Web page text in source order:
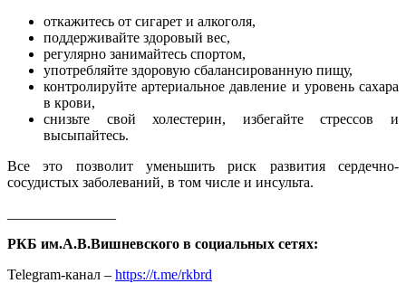
откажитесь от сигарет и алкоголя,
поддерживайте здоровый вес,
регулярно занимайтесь спортом,
употребляйте здоровую сбалансированную пищу,
контролируйте артериальное давление и уровень сахара
в крови,
снизьте свой холестерин, избегайте стрессов и
высыпайтесь.
Все это позволит уменьшить риск развития сердечно-
сосудистых заболеваний, в том числе и инсульта.
РКБ им.А.В.Вишневского в социальных сетях:
Telegram-канал – https://t.me/rkbrd